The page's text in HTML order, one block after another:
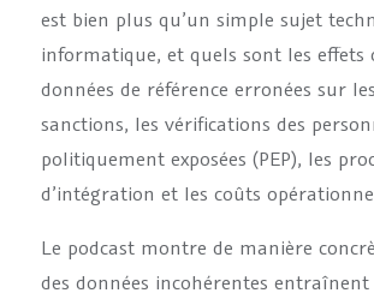
est bien plus qu’un simple sujet
informatique, et quels sont les effets
données de référence erronées sur
sanctions, les vérifications des
politiquement exposées (PEP), les
d’intégration et les coûts
Le podcast montre de manière
des données incohérentes entraînent